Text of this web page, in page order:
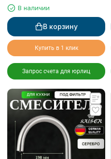
для питьевой воды,
бронзовый
В наличии
В корзину
Купить в 1 клик
Запрос счета для юрлиц